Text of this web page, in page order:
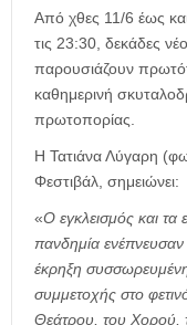
Από χθες 11/6 έως
τις 23:30, δεκάδες
παρουσιάζουν
καθημερινή
πρωτοπορίας.
Η Τατιάνα Λύγαρη
Φεστιβάλ, σημειώνει:
«Ο εγκλεισμός και
πανδημία ενέπνευσαν
έκρηξη
συμμετοχής στο
Θεάτρου, του Χορού,